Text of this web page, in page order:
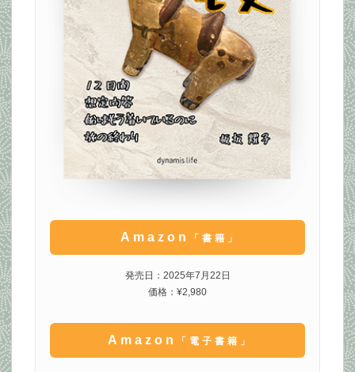
Amazon 「書籍」
発売日：2025年7月22日
価格：¥2,980
Amazon 「電子書籍」